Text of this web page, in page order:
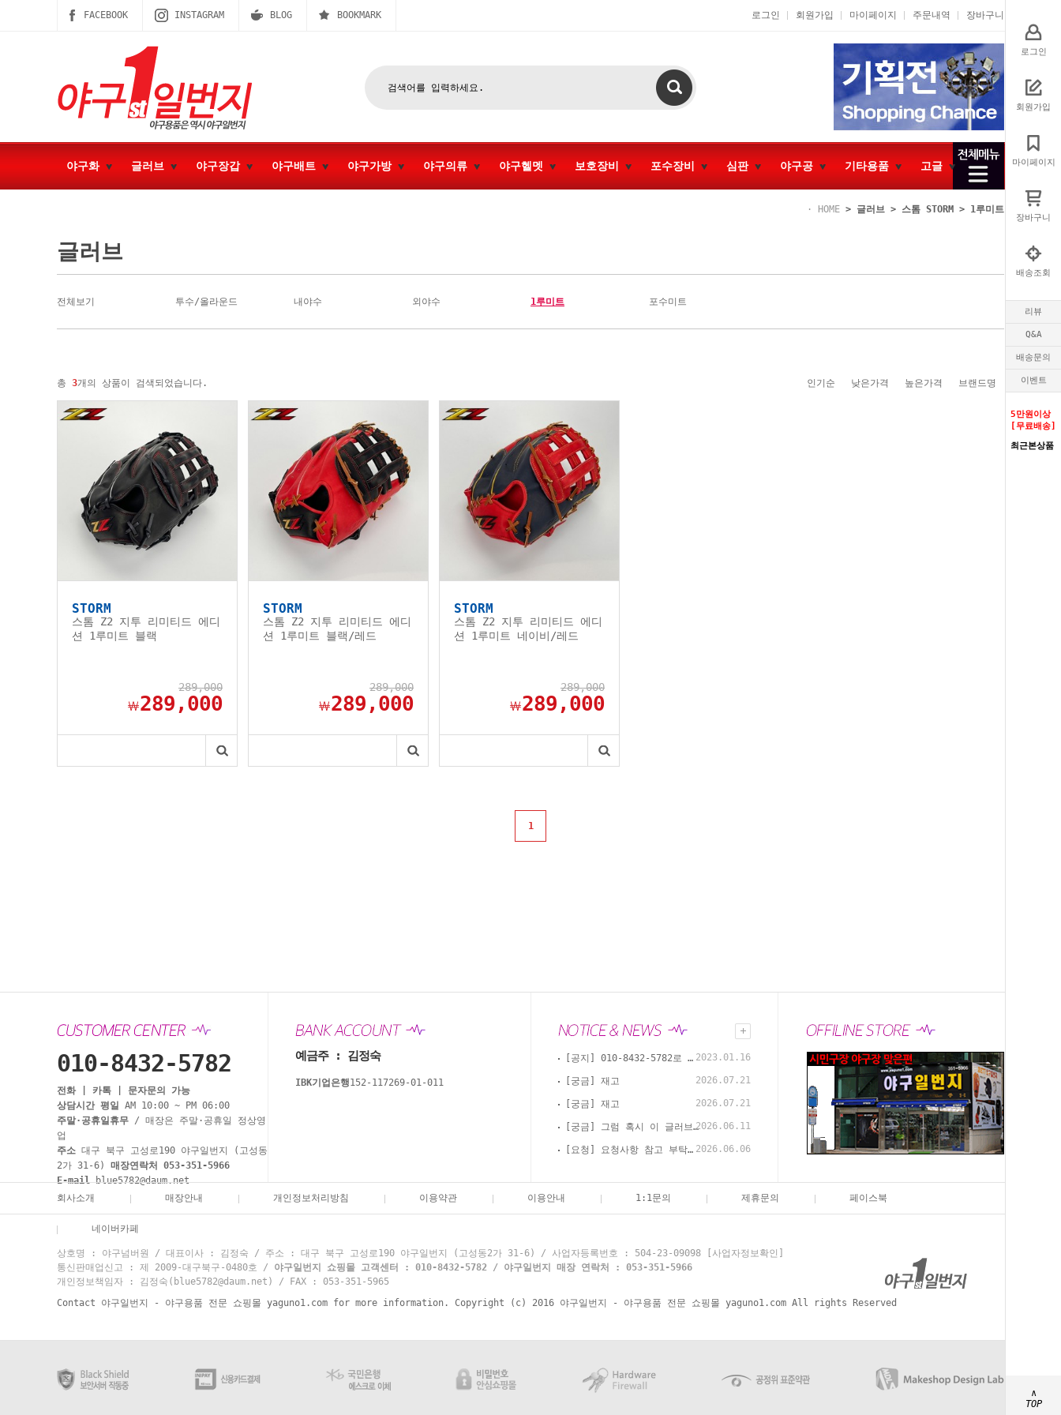
로그인
회원가입
마이페이지
장바구니
배송조회
리뷰
Q&A
배송문의
이벤트
5만원이상
[무료배송]
최근본상품
∧
TOP
FACEBOOK INSTAGRAM BLOG BOOKMARK 로그인 회원가입 마이페이지 주문내역 장바구니
야구화 글러브 야구장갑 야구배트 야구가방 야구의류 야구헬멧 보호장비 포수장비 심판 야구공 기타용품 고글
HOME > 글러브 > 스톰 STORM > 1루미트
글러브
전체보기 투수/올라운드 내야수 외야수 1루미트 포수미트
총 3개의 상품이 검색되었습니다. 인기순 낮은가격 높은가격 브랜드명
STORM
스톰 Z2 지투 리미티드 에디
션 1루미트 블랙
289,000
￦289,000
STORM
스톰 Z2 지투 리미티드 에디
션 1루미트 블랙/레드
289,000
￦289,000
STORM
스톰 Z2 지투 리미티드 에디
션 1루미트 네이비/레드
289,000
￦289,000
1
010-8432-5782
전화 | 카톡 | 문자문의 가능
상담시간 평일
AM 10:00 ~ PM 06:00
주말·공휴일휴무 / 매장은 주말·공휴일 정상영
업
주소 대구 북구 고성로190 야구일번지 (고성동
2가 31-6) 매장연락처 053-351-5966
E-mailblue5782@daum.net
예금주 : 김정숙
IBK기업은행152-117269-01-011
[공지] 010-8432-5782로 카톡, 문자, 전화로 문의 부탁드립니다. 2023.01.16
[궁금] 재고 2026.07.21
[궁금] 재고 2026.07.21
[궁금] 그럼 혹시 이 글러브 경식으로 써도 괜찮을까요?2026.06.11
[요청] 요청사항 참고 부탁드립니다 2026.06.06
회사소개 매장안내 개인정보처리방침 이용약관 이용안내 1:1문의 제휴문의 페이스북
네이버카페
상호명 : 야구넘버원 / 대표이사 : 김정숙 / 주소 : 대구 북구 고성로190 야구일번지 (고성동2가 31-6) / 사업자등록번호 : 504-23-09098
[사업자정보확인]
통신판매업신고 : 제 2009-대구북구-0480호 / 야구일번지 쇼핑몰 고객센터 : 010-8432-5782 / 야구일번지 매장 연락처 : 053-351-5966
개인정보책임자 : 김정숙(blue5782@daum.net) / FAX : 053-351-5965
Contact 야구일번지 - 야구용품 전문 쇼핑몰 yaguno1.com for more information. Copyright (c) 2016 야구일번지 - 야구용품 전문 쇼핑몰 yaguno1.com All rights Reserved